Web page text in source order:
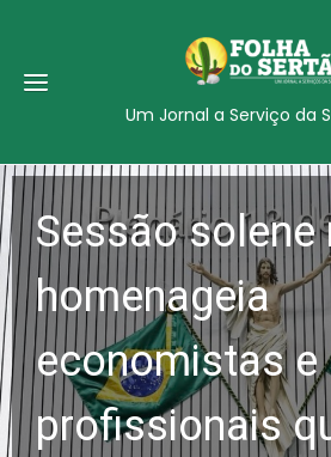
Um Jornal a Serviço da
Sessão solene
homenageia
economistas e
profissionais